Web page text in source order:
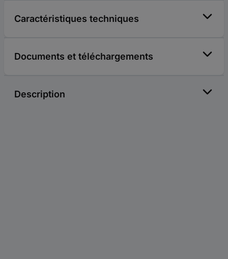
Caractéristiques techniques
Documents et téléchargements
Description